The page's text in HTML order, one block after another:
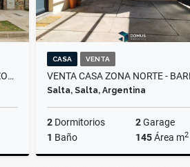
ALQUILER CASA 2 DORMITORIOS ZONA SUR, LAS MARIAS
CASA VENTA
Salta, Salta, Argentina
2 Dormitorios 2Garage
1 Baño 145Área m2